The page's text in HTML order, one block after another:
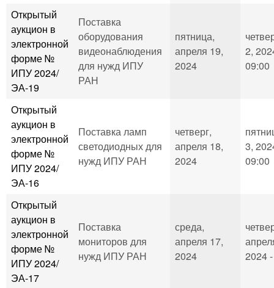
Открытый
аукцион в
электронной
форме №
ИПУ 2024/
ЭА-19
Поставка
оборудования
видеонаблюдения
для нужд ИПУ
РАН
пятница,
апреля 19,
2024
2,
09:00
Открытый
аукцион в
электронной
форме №
ИПУ 2024/
ЭА-16
Поставка ламп
светодиодных для
нужд ИПУ РАН
четверг,
апреля 18,
2024
3,
09:00
Открытый
аукцион в
электронной
форме №
ИПУ 2024/
ЭА-17
Поставка
мониторов для
нужд ИПУ РАН
среда,
апреля 17,
2024
2024